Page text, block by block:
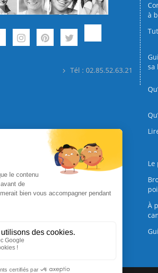
Tél : 02.85.52.63.21
à
sa
À